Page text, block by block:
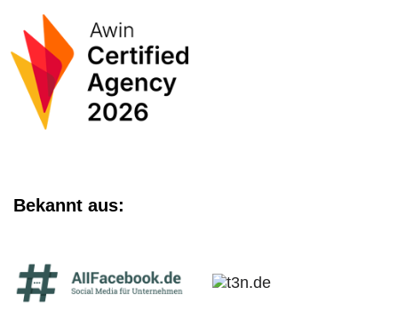
Bekannt aus: